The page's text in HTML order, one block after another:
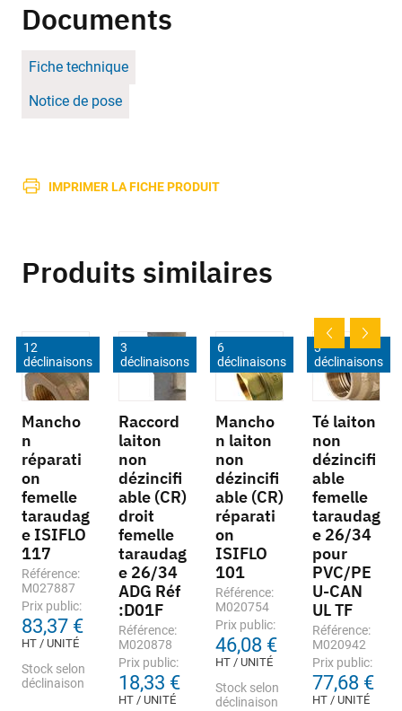
Documents
Fiche technique
Notice de pose
IMPRIMER LA FICHE PRODUIT
Produits similaires
12
déclinaisons
Mancho
n
réparati
on
femelle
taraudag
e ISIFLO
117
Référence:
M027887
Prix public:
83,37 €
HT / UNITÉ
Stock selon
déclinaison
3
déclinaisons
Raccord
laiton
non
dézincifi
able (CR)
droit
femelle
taraudag
e 26/34
ADG Réf
:D01F
Référence:
M020878
Prix public:
18,33 €
HT / UNITÉ
6
déclinaisons
Mancho
n laiton
non
dézincifi
able (CR)
réparati
on
ISIFLO
101
Référence:
M020754
Prix public:
46,08 €
HT / UNITÉ
Stock selon
déclinaison
3
déclinaisons
Té laiton
non
dézincifi
able
femelle
taraudag
e 26/34
pour
PVC/PE
U-CAN
UL TF
Référence:
M020942
Prix public:
77,68 €
HT / UNITÉ